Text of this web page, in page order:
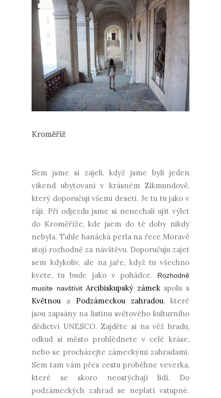
Kroměříž
Sem jsme si zajeli, když jsme byli jeden
víkend ubytovaní v krásném Zikmundově,
který doporučuji všemi deseti. Je tu tu jako v
ráji. Při odjezdu jsme si nenechali ujít výlet
do Kroměříže, kde jsem do té doby nikdy
nebyla. Tahle hanácká perla na řece Moravě
stojí rozhodně za návštěvu. Doporučuju zajet
sem kdykoliv, ale na jaře, když tu všechno
kvete, tu bude jako v pohádce.
Rozhodně
musíte navštívit Arcibiskupský zámekspolu s
Květnou a Podzámeckou zahradou, které
jsou zapsány na listinu světového kulturního
dědictví UNESCO. Zajděte si na věž hradu,
odkud si město prohlédnete v celé kráse,
nebo se procházejte zámeckými zahradami.
Sem tam vám přes cestu proběhne veverka,
které se skoro neostýchají lidí. Do
podzámeckých zahrad se neplatí vstupné.